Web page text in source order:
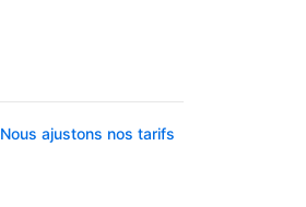
Nous ajustons nos tarifs